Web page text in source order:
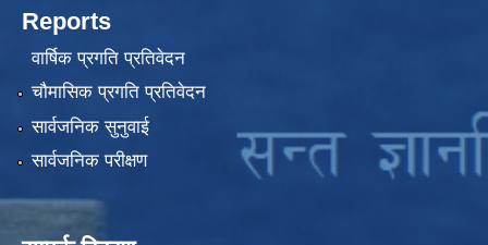
Reports
वार्षिक प्रगति प्रतिवेदन
चौमासिक प्रगति प्रतिवेदन
सार्वजनिक सुनुवाई
सार्वजनिक परीक्षण